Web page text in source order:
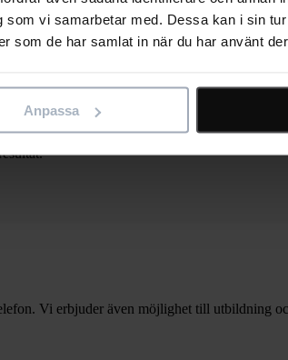
vi samarbetar med. Dessa kan i sin
som de har samlat in när du har använt
Anpassa
Testa första versionen av den nya, AI-drivna
Genom tillval som samverkar har du
Vi erbjuder även möjlighet till utbildning